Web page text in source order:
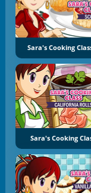
Sara's Cooking
Sara's Cooking